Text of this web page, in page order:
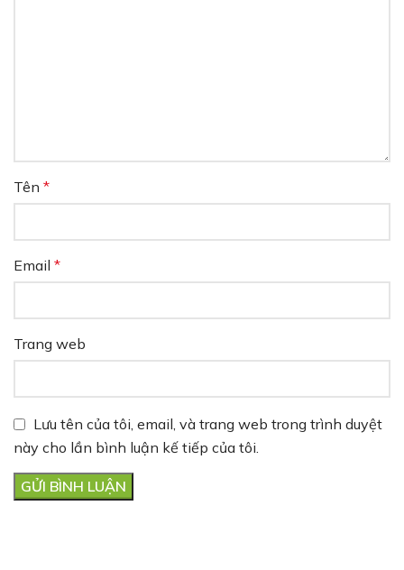
Tên *
Email *
Trang web
Lưu tên của tôi, email, và trang web trong trình duyệt
này cho lần bình luận kế tiếp của tôi.